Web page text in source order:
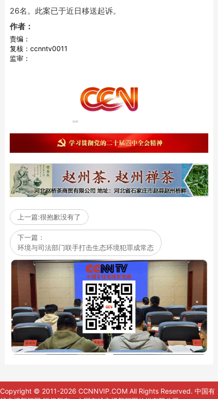
26名。此案已于近日移送起诉。
作者：
责编：
复核：ccnntv0011
监审：
上一篇:很抱歉没有了
下一篇：
环境与司法部门联手打击生态环境犯罪成常态
Copyright © 2011-2026 CCNNVIP.COM All Rights Reserved. 中国有